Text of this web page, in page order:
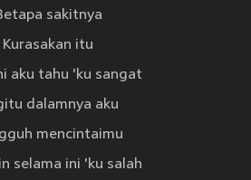
sakitnya
Kurasakan itu
aku tahu 'ku sangat
dalamnya aku
mencintaimu
selama ini 'ku salah